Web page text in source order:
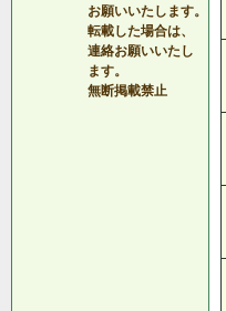
お願いいたします。
転載した場合は、
連絡お願いいたし
ます。
無断掲載禁止